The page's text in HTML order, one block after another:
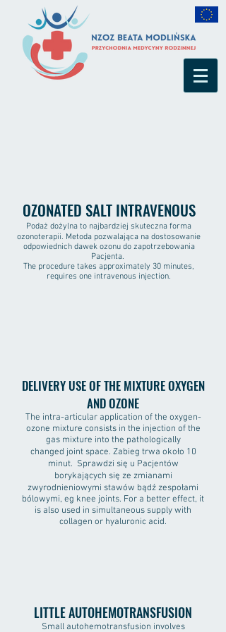
OZONATED SALT INTRAVENOUS
Podaż dożylna to najbardziej skuteczna forma
ozonoterapii. Metoda pozwalająca na dostosowanie
odpowiednich dawek ozonu do zapotrzebowania
Pacjenta.
The procedure takes approximately 30 minutes,
requires one intravenous injection.
DELIVERY USE OF THE MIXTURE OXYGEN
AND OZONE
The intra-articular application of the oxygen-
ozone mixture consists in the injection of the
gas mixture into the pathologically
changed joint space. Zabieg trwa około 10
minut. Sprawdzi się u Pacjentów
borykających się ze zmianami
zwyrodnieniowymi stawów bądź zespołami
bólowymi, eg knee joints. For a better effect, it
is also used in simultaneous supply with
collagen or hyaluronic acid.
LITTLE AUTOHEMOTRANSFUSION
Small autohemotransfusion involves